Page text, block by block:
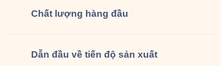
Chất lượng hàng đầu
Dẫn đầu về tiến độ sản xuất